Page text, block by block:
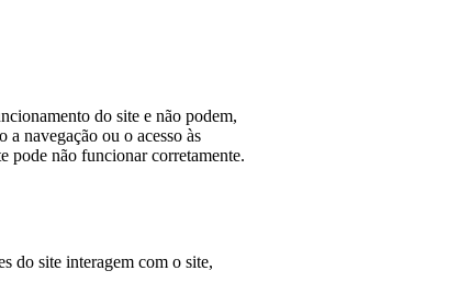
do site e não podem,
a navegação ou o acesso às
pode não funcionar corretamente.
do site interagem com o site,